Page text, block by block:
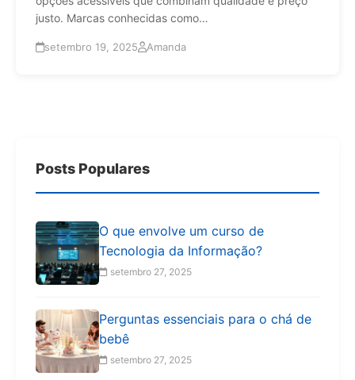
justo. Marcas conhecidas como…
setembro 19, 2025 Amanda
Posts Populares
O que envolve um curso de
Tecnologia da Informação?
setembro 27, 2025
Perguntas essenciais para o chá de
bebê
setembro 27, 2025